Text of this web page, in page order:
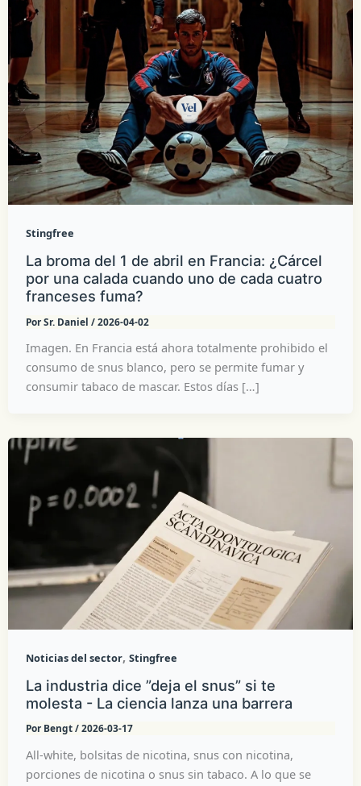
Stingfree
La broma del 1 de abril en Francia: ¿Cárcel
por una calada cuando uno de cada cuatro
franceses fuma?
PorSr. Daniel /2026-04-02
Imagen. En Francia está ahora totalmente prohibido el
consumo de snus blanco, pero se permite fumar y
consumir tabaco de mascar. Estos días […]
Noticias del sector, Stingfree
La industria dice ”deja el snus” si te
molesta - La ciencia lanza una barrera
Por Bengt/2026-03-17
All-white, bolsitas de nicotina, snus con nicotina,
porciones de nicotina o snus sin tabaco. A lo que se